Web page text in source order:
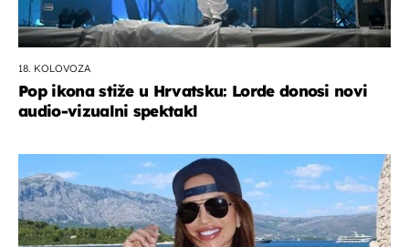
18. KOLOVOZA
Pop ikona stiže u Hrvatsku: Lorde donosi novi
audio-vizualni spektakl